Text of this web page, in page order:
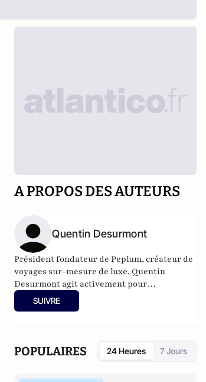
A PROPOS DES AUTEURS
Quentin Desurmont
Président fondateur dePeplum, créateur de
voyages sur-mesure de luxe, Quentin
Desurmont agit activement pour
l’entreprenariat. Il a fait partie de la
délégation du G20 YES à Moscou en 2013 et à
Chrétiens. Quentin contribue aussi à
l’émergence du tourisme de luxe en Europe,
SUIVRE
POPULAIRES 24 Heures 7 Jours